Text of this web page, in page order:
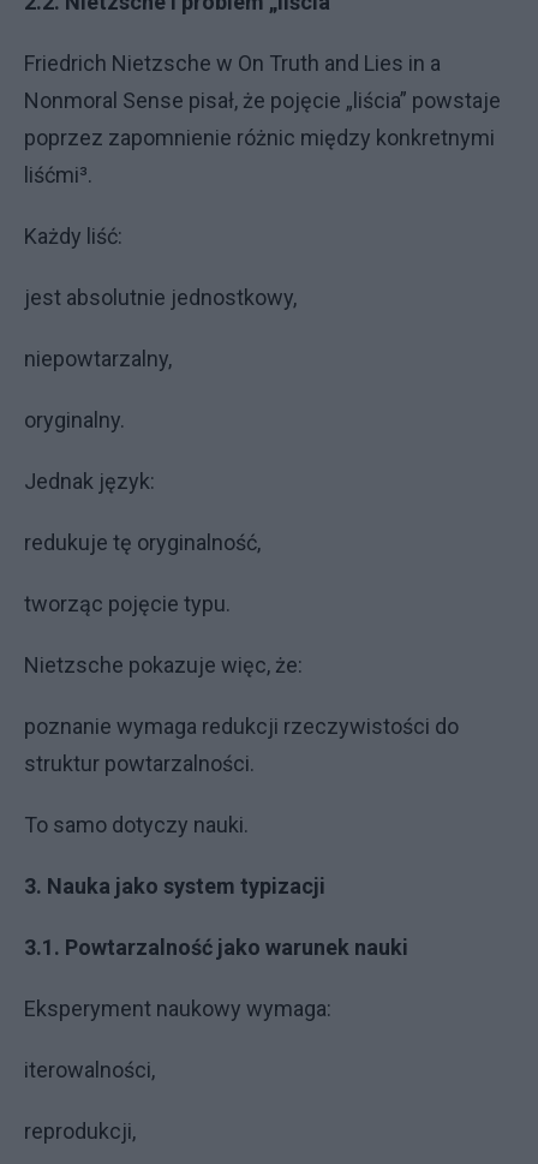
Friedrich Nietzsche w On Truth and Lies in a
Nonmoral Sense pisał, że pojęcie „liścia” powstaje
poprzez zapomnienie różnic między konkretnymi
liśćmi³.
Każdy liść:
jest absolutnie jednostkowy,
niepowtarzalny,
oryginalny.
Jednak język:
redukuje tę oryginalność,
tworząc pojęcie typu.
Nietzsche pokazuje więc, że:
poznanie wymaga redukcji rzeczywistości do
struktur powtarzalności.
To samo dotyczy nauki.
3. Nauka jako system typizacji
3.1. Powtarzalność jako warunek nauki
Eksperyment naukowy wymaga:
iterowalności,
reprodukcji,